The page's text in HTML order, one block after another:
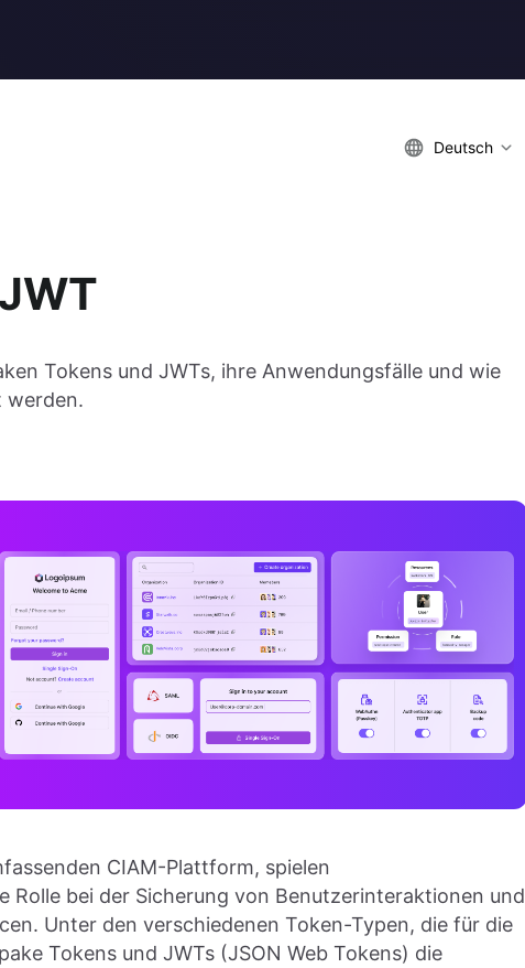
Deutsch
Tokens und JWTs, ihre Anwendungsfälle und wie
werden.
CIAM-Plattform, spielen
Rolle bei der Sicherung von Benutzerinteraktionen und
Unter den verschiedenen Token-Typen, die für die
Tokens und JWTs (JSON Web Tokens) die